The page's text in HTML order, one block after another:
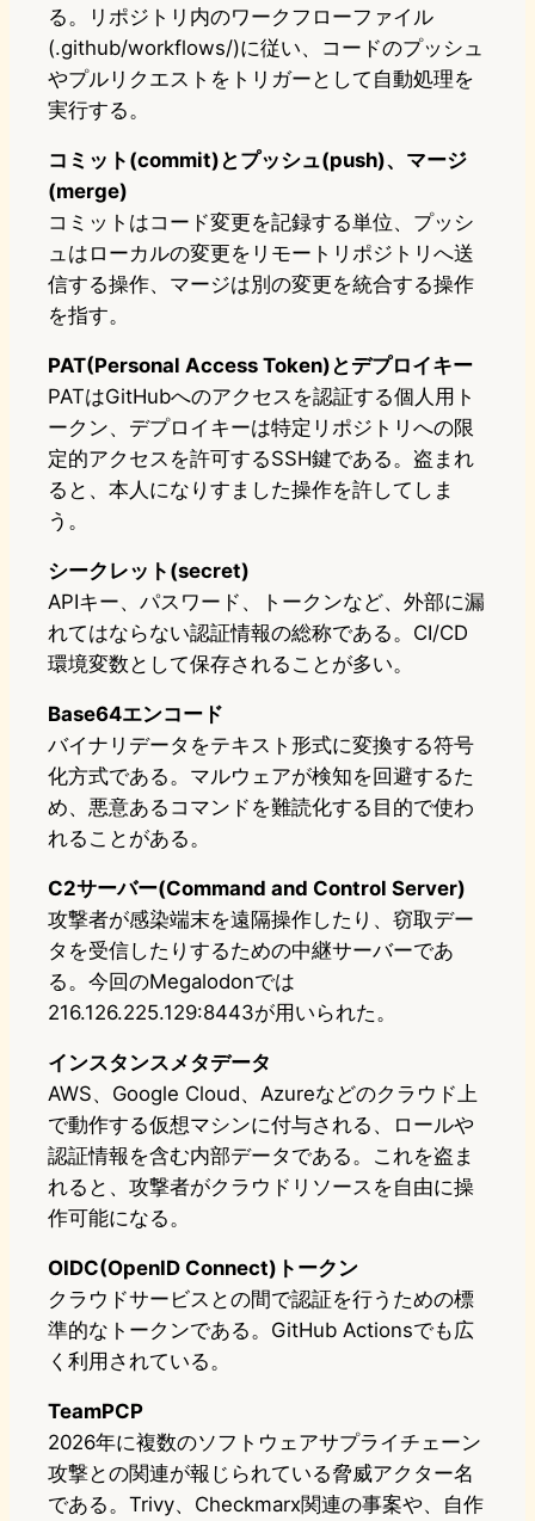
る。リポジトリ内のワークフローファイル
(.github/workflows/)に従い、コードのプッシュ
やプルリクエストをトリガーとして自動処理を
実行する。
コミット(commit)とプッシュ(push)、マージ
(merge)
コミットはコード変更を記録する単位、プッシ
ュはローカルの変更をリモートリポジトリへ送
信する操作、マージは別の変更を統合する操作
を指す。
PAT(Personal Access Token)とデプロイキー
PATはGitHubへのアクセスを認証する個人用ト
ークン、デプロイキーは特定リポジトリへの限
定的アクセスを許可するSSH鍵である。盗まれ
ると、本人になりすました操作を許してしま
う。
シークレット(secret)
APIキー、パスワード、トークンなど、外部に漏
れてはならない認証情報の総称である。CI/CD
環境変数として保存されることが多い。
Base64エンコード
バイナリデータをテキスト形式に変換する符号
化方式である。マルウェアが検知を回避するた
め、悪意あるコマンドを難読化する目的で使わ
れることがある。
C2サーバー(Command and Control Server)
攻撃者が感染端末を遠隔操作したり、窃取デー
タを受信したりするための中継サーバーであ
る。今回のMegalodonでは
216.126.225.129:8443が用いられた。
インスタンスメタデータ
AWS、Google Cloud、Azureなどのクラウド上
で動作する仮想マシンに付与される、ロールや
認証情報を含む内部データである。これを盗ま
れると、攻撃者がクラウドリソースを自由に操
作可能になる。
OIDC(OpenID Connect)トークン
クラウドサービスとの間で認証を行うための標
準的なトークンである。GitHub Actionsでも広
く利用されている。
TeamPCP
2026年に複数のソフトウェアサプライチェーン
攻撃との関連が報じられている脅威アクター名
である。Trivy、Checkmarx関連の事案や、自作